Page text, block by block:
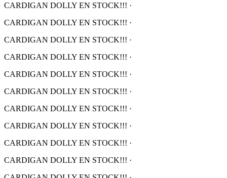
CARDIGAN DOLLY EN STOCK!!! ·
CARDIGAN DOLLY EN STOCK!!! ·
CARDIGAN DOLLY EN STOCK!!! ·
CARDIGAN DOLLY EN STOCK!!! ·
CARDIGAN DOLLY EN STOCK!!! ·
CARDIGAN DOLLY EN STOCK!!! ·
CARDIGAN DOLLY EN STOCK!!! ·
CARDIGAN DOLLY EN STOCK!!! ·
CARDIGAN DOLLY EN STOCK!!! ·
CARDIGAN DOLLY EN STOCK!!! ·